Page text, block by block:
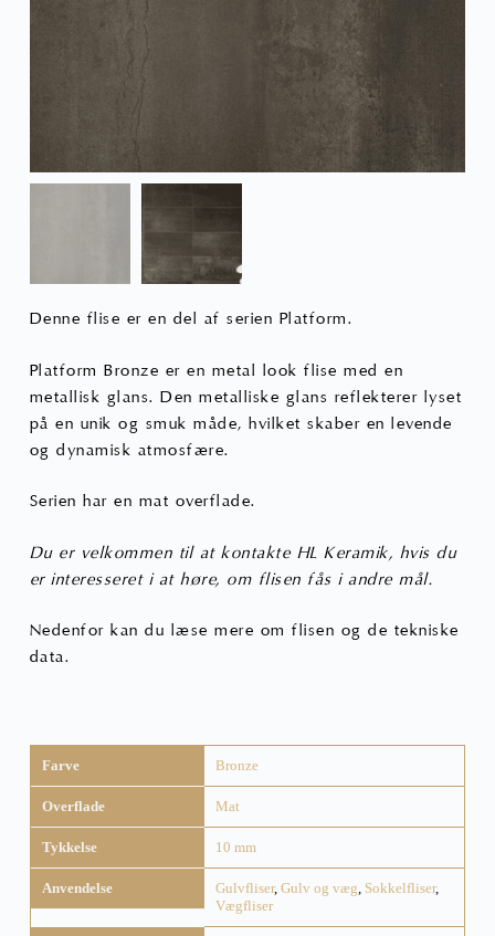
Denne flise er en del af serien Platform.
Platform Bronze er en metal look flise med en
metallisk glans. Den metalliske glans reflekterer lyset
på en unik og smuk måde, hvilket skaber en levende
og dynamisk atmosfære.
Serien har en mat overflade.
Du er velkommen til at kontakte HL Keramik, hvis du
er interesseret i at høre, om flisen fås i andre mål.
Nedenfor kan du læse mere om flisen og de tekniske
data.
Farve Bronze
Overflade Mat
Tykkelse 10 mm
Anvendelse Gulvfliser, Gulv og væg Sokkelfliser,
Vægfliser